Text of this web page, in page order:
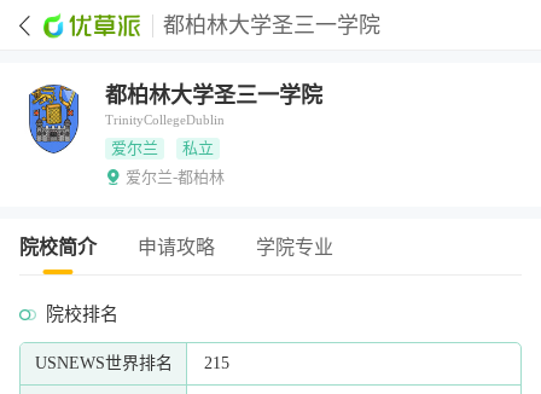
都柏林大学圣三一学院
都柏林大学圣三一学院
TrinityCollegeDublin
爱尔兰
私立
爱尔兰-都柏林
院校简介 申请攻略 学院专业
院校排名
USNEWS世界排名 215